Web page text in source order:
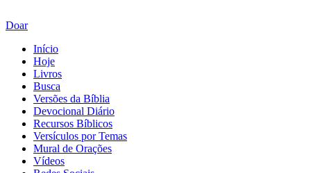
Doar
Início
Hoje
Livros
Busca
Versões da Bíblia
Devocional Diário
Recursos Bíblicos
Versículos por Temas
Mural de Orações
Vídeos